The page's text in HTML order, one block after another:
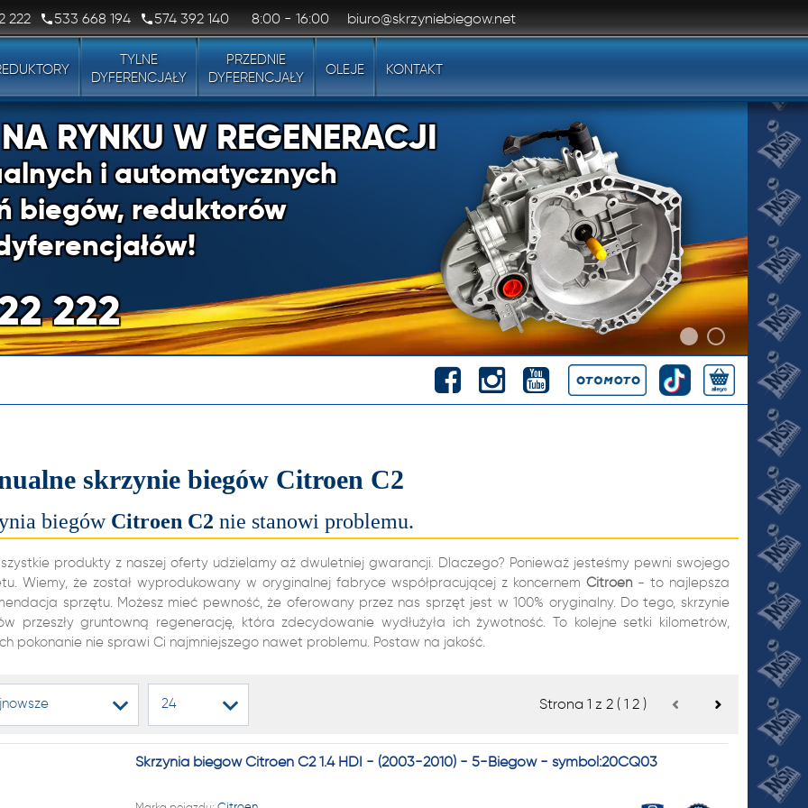
222 533 668 194 574 392 140 8:00 - 16:00 biuro@skrzyniebiegow.net
TYLNE
DYFERENCJAŁY
PRZEDNIE
DYFERENCJAŁY
OLEJE KONTAKT
222
RYNKU W REGENERACJI
i automatycznych
biegów, reduktorów
222
RYNKU W REGENERACJI
i automatycznych
biegów, reduktorów
RYNKU W REGENERACJI
i automatycznych
biegów, reduktorów
skrzynie biegów Citroen C2
biegów Citroen C2 nie stanowi problemu.
produkty z naszej oferty udzielamy aż dwuletniej gwarancji. Dlaczego? Ponieważ jesteśmy pewni swojego
Wiemy, że został wyprodukowany w oryginalnej fabryce współpracującej z koncernem Citroen- to najlepsza
sprzętu. Możesz mieć pewność, że oferowany przez nas sprzęt jest w 100% oryginalny. Do tego, skrzynie
przeszły gruntowną regenerację, która zdecydowanie wydłużyła ich żywotność. To kolejne setki kilometrów,
pokonanie nie sprawi Ci najmniejszego nawet problemu. Postaw na jakość.
24 Strona 1 z 2 ( 1 2)
Skrzynia biegów Citroen C2 1.4 HDI - (2003-2010) - 5-Biegów - symbol:20CQ03